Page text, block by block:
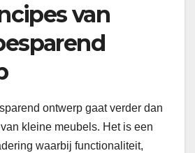
van
ontwerp gaat verder dan
kleine meubels. Het is een
waarbij functionaliteit,